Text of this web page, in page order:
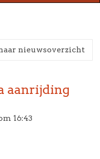
nieuwsoverzicht
aanrijding
16:43